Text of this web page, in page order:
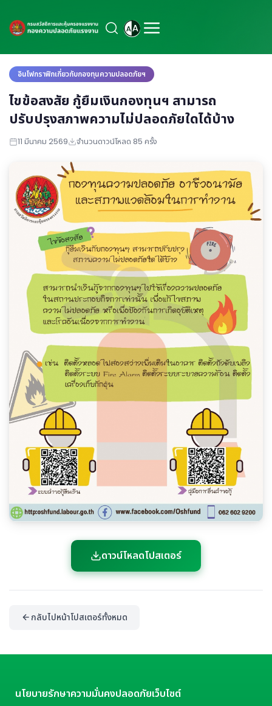
อินโฟกราฟิกเกี่ยวกับกองทุนความปลอดภัยฯ
ไขข้อสงสัย กู้ยืมเงินกองทุนฯ สามารถ
ปรับปรุงสภาพความไม่ปลอดภัยใดได้บ้าง
11 มีนาคม 2569 จำนวนดาวน์โหลด 85 ครั้ง
ดาวน์โหลดโปสเตอร์
กลับไปหน้าโปสเตอร์ทั้งหมด
นโยบายรักษาความมั่นคงปลอดภัยเว็บไซต์